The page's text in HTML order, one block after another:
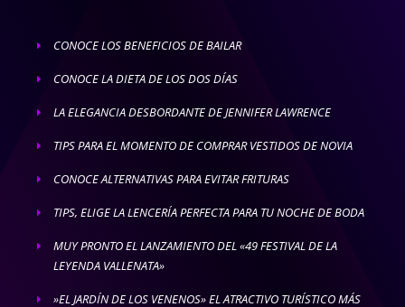
E CONOCE LOS BENEFICIOS DE BAILAR
E CONOCE LA DIETA DE LOS DOS DÍAS
E LA ELEGANCIA DESBORDANTE DE JENNIFER LAWRENCE
E TIPS PARA EL MOMENTO DE COMPRAR VESTIDOS DE NOVIA
E CONOCE ALTERNATIVAS PARA EVITAR FRITURAS
E TIPS, ELIGE LA LENCERÍA PERFECTA PARA TU NOCHE DE BODA
E
MUY PRONTO EL LANZAMIENTO DEL «49 FESTIVAL DE LA
LEYENDA VALLENATA»
E »EL JARDÍN DE LOS VENENOS» EL ATRACTIVO TURÍSTICO MÁS